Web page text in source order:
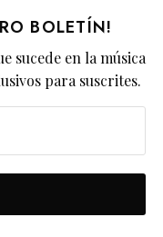
BOLETÍN!
sucede en la música
para suscrites.